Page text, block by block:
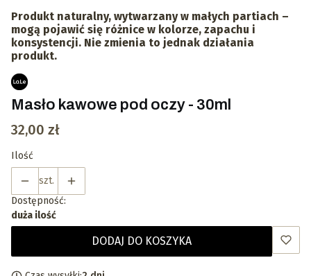
Produkt naturalny, wytwarzany w małych partiach –
mogą pojawić się różnice w kolorze, zapachu i
konsystencji. Nie zmienia to jednak działania
produkt.
Masło kawowe pod oczy - 30ml
Cena
32,00 zł
Ilość
szt.
Dostępność:
duża ilość
DODAJ DO KOSZYKA